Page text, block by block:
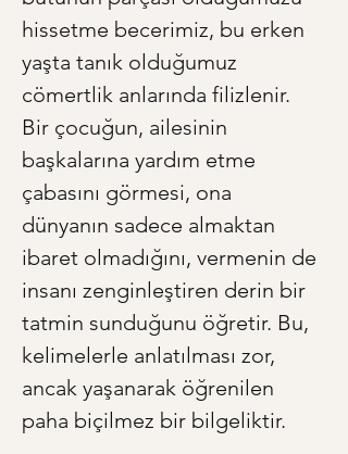
hissetme becerimiz, bu erken
yaşta tanık olduğumuz
cömertlik anlarında filizlenir.
Bir çocuğun, ailesinin
başkalarına yardım etme
çabasını görmesi, ona
dünyanın sadece almaktan
ibaret olmadığını, vermenin de
insanı zenginleştiren derin bir
tatmin sunduğunu öğretir. Bu,
kelimelerle anlatılması zor,
ancak yaşanarak öğrenilen
paha biçilmez bir bilgeliktir.